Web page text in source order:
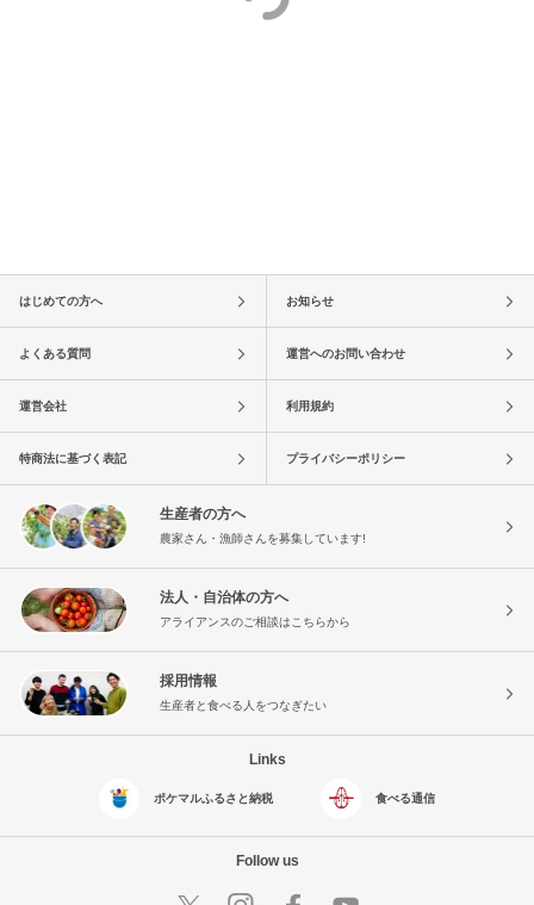
はじめての方へ お知らせ
よくある質問 運営へのお問い合わせ
運営会社 利用規約
特商法に基づく表記 プライバシーポリシー
生産者の方へ
農家さん・漁師さんを募集しています!
法人・自治体の方へ
アライアンスのご相談はこちらから
採用情報
生産者と食べる人をつなぎたい
Links
ポケマルふるさと納税 食べる通信
Follow us